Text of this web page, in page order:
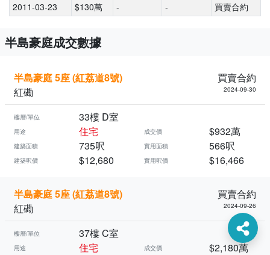
2011-03-23
$130萬 - - 買賣合約
半島豪庭成交數據
半島豪庭 5座 (紅荔道8號)
買賣合約
紅磡
2024-09-30
樓層/單位 33樓 D室
用途 住宅 成交價 $932萬
建築面積 735呎 實用面積 566呎
建築呎價 $12,680 實用呎價 $16,466
半島豪庭 5座 (紅荔道8號)
買賣合約
紅磡
2024-09-26
樓層/單位 37樓 C室
用途 住宅 成交價 $2,180萬